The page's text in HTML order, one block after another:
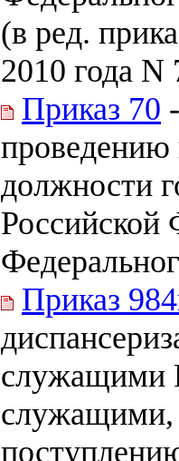
(в ред.
2010 года N
Приказ 70
проведению
должности
Российской
Приказ
служащими
служащими,